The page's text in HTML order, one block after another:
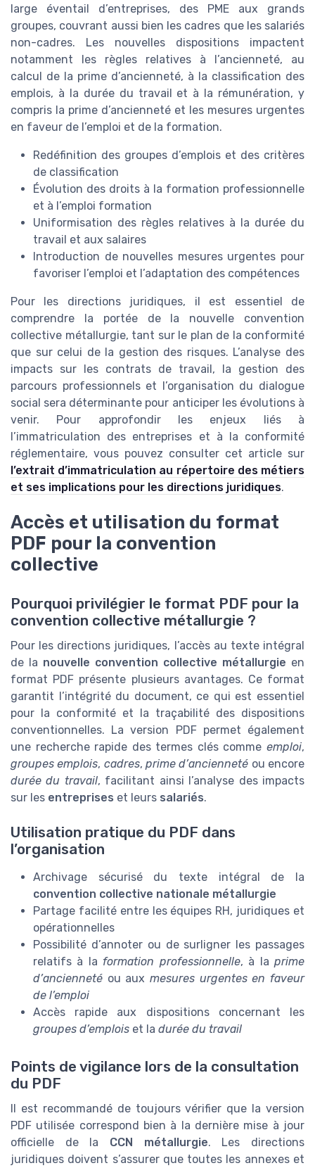
large éventail d’entreprises, des PME aux grands
groupes, couvrant aussi bien les cadres que les salariés
non-cadres. Les nouvelles dispositions impactent
notamment les règles relatives à l’ancienneté, au
calcul de la prime d’ancienneté, à la classification des
emplois, à la durée du travail et à la rémunération, y
compris la prime d’ancienneté et les mesures urgentes
en faveur de l’emploi et de la formation.
Redéfinition des groupes d’emplois et des critères
de classification
Évolution des droits à la formation professionnelle
et à l’emploi formation
Uniformisation des règles relatives à la durée du
travail et aux salaires
Introduction de nouvelles mesures urgentes pour
favoriser l’emploi et l’adaptation des compétences
Pour les directions juridiques, il est essentiel de
comprendre la portée de la nouvelle convention
collective métallurgie, tant sur le plan de la conformité
que sur celui de la gestion des risques. L’analyse des
impacts sur les contrats de travail, la gestion des
parcours professionnels et l’organisation du dialogue
social sera déterminante pour anticiper les évolutions à
venir. Pour approfondir les enjeux liés à
l’immatriculation des entreprises et à la conformité
réglementaire, vous pouvez consulter cet article sur
l’extrait d’immatriculation au répertoire des métiers
et ses implications pour les directions juridiques.
Accès et utilisation du format
PDF pour la convention
collective
Pourquoi privilégier le format PDF pour la
convention collective métallurgie ?
Pour les directions juridiques, l’accès au texte intégral
de la nouvelle convention collective métallurgie en
format PDF présente plusieurs avantages. Ce format
garantit l’intégrité du document, ce qui est essentiel
pour la conformité et la traçabilité des dispositions
conventionnelles. La version PDF permet également
une recherche rapide des termes clés comme emploi,
groupes emplois, cadres,prime d’ancienneté ou encore
durée du travail, facilitant ainsi l’analyse des impacts
sur les entreprises et leurs salariés.
Utilisation pratique du PDF dans
l’organisation
Archivage sécurisé du texte intégral de la
convention collective nationale métallurgie
Partage facilité entre les équipes RH, juridiques et
opérationnelles
Possibilité d’annoter ou de surligner les passages
relatifs à la formation professionnelle, à laprime
d’ancienneté ou aux mesures urgentes en faveur
de l’emploi
Accès rapide aux dispositions concernant les
groupes d’emplois et la durée du travail
Points de vigilance lors de la consultation
du PDF
Il est recommandé de toujours vérifier que la version
PDF utilisée correspond bien à la dernière mise à jour
officielle de la CCN métallurgie. Les directions
juridiques doivent s’assurer que toutes les annexes et